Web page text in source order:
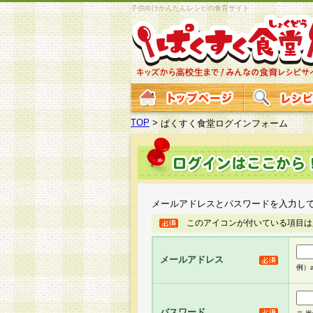
子供向けかんたんレシピの食育サイト
TOP >ぱくすく食堂ログインフォーム
メールアドレスとパスワードを入力し
このアイコンが付いている項目
メールアドレス
例）